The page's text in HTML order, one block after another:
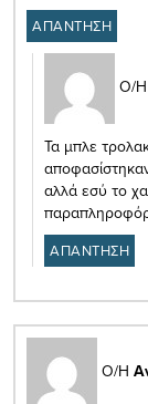
ΑΠΑΝΤΗΣΗ
Ο/Η
Τα μπλε
αλλά εσύ το
ΑΠΑΝΤΗΣΗ
Ο/Η